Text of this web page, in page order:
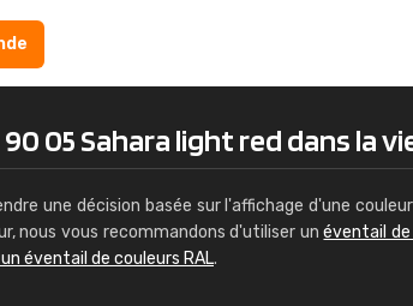
05 Sahara light red dans la
une décision basée sur l'affichage d'une
nous vous recommandons d'utiliser unéventail de
éventail de couleurs RAL.